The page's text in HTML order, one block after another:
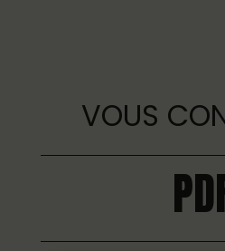
VOUS